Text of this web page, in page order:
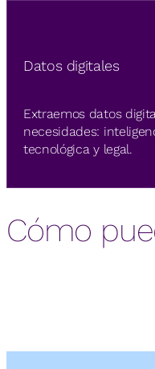
Datos digitales
Extraemos datos
necesidades:
tecnológica y legal.
Cómo